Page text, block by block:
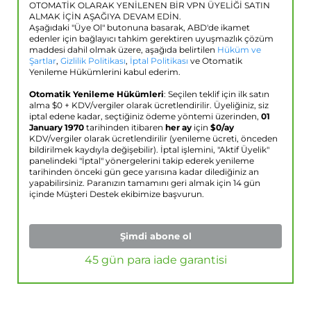
OTOMATİK OLARAK YENİLENEN BİR VPN ÜYELİĞİ SATIN
ALMAK İÇİN AŞAĞIYA DEVAM EDİN.
Aşağıdaki "Üye Ol" butonuna basarak, ABD'de ikamet
edenler için bağlayıcı tahkim gerektiren uyuşmazlık çözüm
maddesi dahil olmak üzere, aşağıda belirtilen Hüküm ve
Şartlar, Gizlilik Politikası, İptal Politikası ve Otomatik
Yenileme Hükümlerini kabul ederim.
Otomatik Yenileme Hükümleri: Seçilen teklif için ilk satın
alma $0 + KDV/vergiler olarak ücretlendirilir. Üyeliğiniz, siz
iptal edene kadar, seçtiğiniz ödeme yöntemi üzerinden, 01
January 1970 tarihinden itibaren her ay için $0/ay
KDV/vergiler olarak ücretlendirilir (yenileme ücreti, önceden
bildirilmek kaydıyla değişebilir). İptal işlemini, "Aktif Üyelik"
panelindeki "İptal" yönergelerini takip ederek yenileme
tarihinden önceki gün gece yarısına kadar dilediğiniz an
yapabilirsiniz. Paranızın tamamını geri almak için 14 gün
içinde Müşteri Destek ekibimize başvurun.
Şimdi abone ol
45 gün para iade garantisi